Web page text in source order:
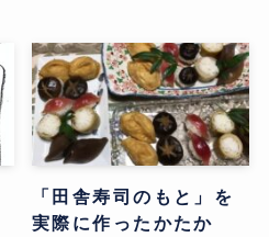
「田舎寿司のもと」を
実際に作ったかたか